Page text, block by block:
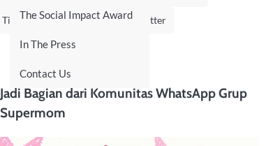
The Social Impact Award
In The Press
Contact Us
TikTok LinkedIn Twitter
Jadi Bagian dari Komunitas WhatsApp Grup
Supermom